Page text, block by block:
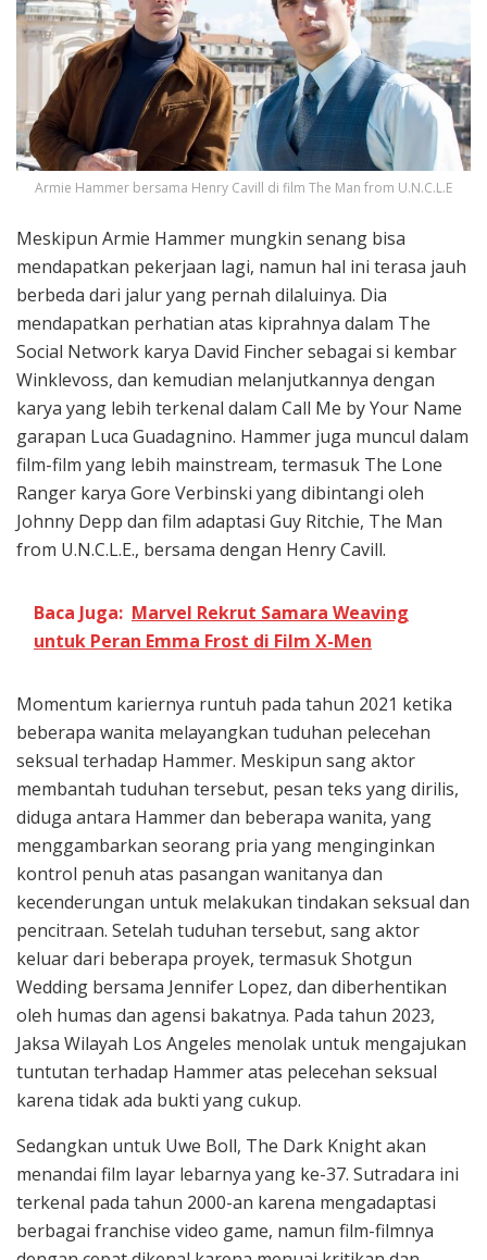
Armie Hammer bersama Henry Cavill di film The Man from U.N.C.L.E
Meskipun Armie Hammer mungkin senang bisa
mendapatkan pekerjaan lagi, namun hal ini terasa jauh
berbeda dari jalur yang pernah dilaluinya. Dia
mendapatkan perhatian atas kiprahnya dalam The
Social Network karya David Fincher sebagai si kembar
Winklevoss, dan kemudian melanjutkannya dengan
karya yang lebih terkenal dalam Call Me by Your Name
garapan Luca Guadagnino. Hammer juga muncul dalam
film-film yang lebih mainstream, termasuk The Lone
Ranger karya Gore Verbinski yang dibintangi oleh
Johnny Depp dan film adaptasi Guy Ritchie, The Man
from U.N.C.L.E., bersama dengan Henry Cavill.
Baca Juga: Marvel Rekrut Samara Weaving
untuk Peran Emma Frost di Film X-Men
Momentum kariernya runtuh pada tahun 2021 ketika
beberapa wanita melayangkan tuduhan pelecehan
seksual terhadap Hammer. Meskipun sang aktor
membantah tuduhan tersebut, pesan teks yang dirilis,
diduga antara Hammer dan beberapa wanita, yang
menggambarkan seorang pria yang menginginkan
kontrol penuh atas pasangan wanitanya dan
kecenderungan untuk melakukan tindakan seksual dan
pencitraan. Setelah tuduhan tersebut, sang aktor
keluar dari beberapa proyek, termasuk Shotgun
Wedding bersama Jennifer Lopez, dan diberhentikan
oleh humas dan agensi bakatnya. Pada tahun 2023,
Jaksa Wilayah Los Angeles menolak untuk mengajukan
tuntutan terhadap Hammer atas pelecehan seksual
karena tidak ada bukti yang cukup.
Sedangkan untuk Uwe Boll, The Dark Knight akan
menandai film layar lebarnya yang ke-37. Sutradara ini
terkenal pada tahun 2000-an karena mengadaptasi
berbagai franchise video game, namun film-filmnya